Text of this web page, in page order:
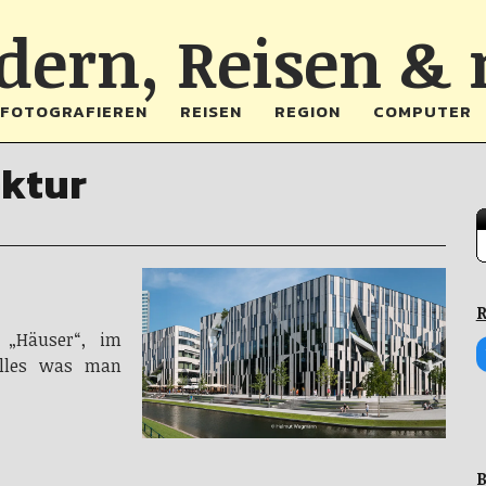
Reisen &
FOTOGRAFIEREN REISEN REGION COMPUTER
im
was man